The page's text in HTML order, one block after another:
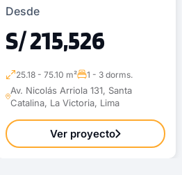
Desde
S/ 215,526
25.18 - 75.10 m² 1 - 3 dorms.
Av. Nicolás Arriola 131, Santa
Catalina, La Victoria, Lima
Ver proyecto